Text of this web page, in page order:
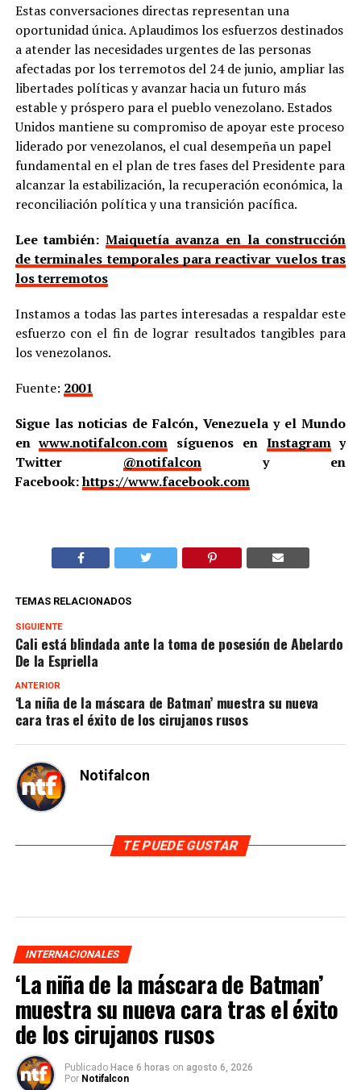
Estas conversaciones directas representan una
oportunidad única. Aplaudimos los esfuerzos destinados
a atender las necesidades urgentes de las personas
afectadas por los terremotos del 24 de junio, ampliar las
libertades políticas y avanzar hacia un futuro más
estable y próspero para el pueblo venezolano. Estados
Unidos mantiene su compromiso de apoyar este proceso
liderado por venezolanos, el cual desempeña un papel
fundamental en el plan de tres fases del Presidente para
alcanzar la estabilización, la recuperación económica, la
reconciliación política y una transición pacífica.
Lee también: Maiquetía avanza en la construcción
de terminales temporales para reactivar vuelos tras
los terremotos
Instamos a todas las partes interesadas a respaldar este
esfuerzo con el fin de lograr resultados tangibles para
los venezolanos.
Fuente: 2001
Sigue las noticias de Falcón, Venezuela y el Mundo
enwww.notifalcon.com síguenos en Instagramy
Twitter @notifalcony en
Facebook:https://www.facebook.com
TEMAS RELACIONADOS
SIGUIENTE
Cali está blindada ante la toma de posesión de Abelardo
De la Espriella
ANTERIOR
‘La niña de la máscara de Batman’ muestra su nueva
cara tras el éxito de los cirujanos rusos
Notifalcon
TE PUEDE GUSTAR
INTERNACIONALES
‘La niña de la máscara de Batman’
muestra su nueva cara tras el éxito
de los cirujanos rusos
Publicado Hace 6 horas on agosto 6, 2026
Por Notifalcon